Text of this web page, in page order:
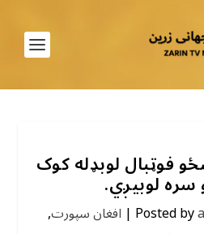
فوټبال لوبډله کوک
سره لوبیږي.
Posted by
| افغان سپورت,